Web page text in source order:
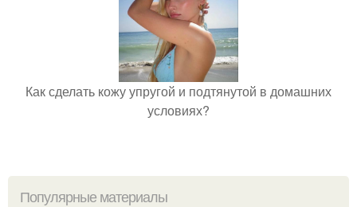
Как сделать кожу упругой и подтянутой в домашних
условиях?
Популярные материалы